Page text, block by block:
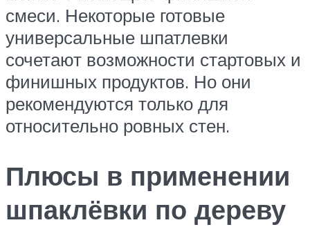
смеси. Некоторые готовые
универсальные шпатлевки
сочетают возможности стартовых и
финишных продуктов. Но они
рекомендуются только для
относительно ровных стен.
Плюсы в применении
шпаклёвки по дереву